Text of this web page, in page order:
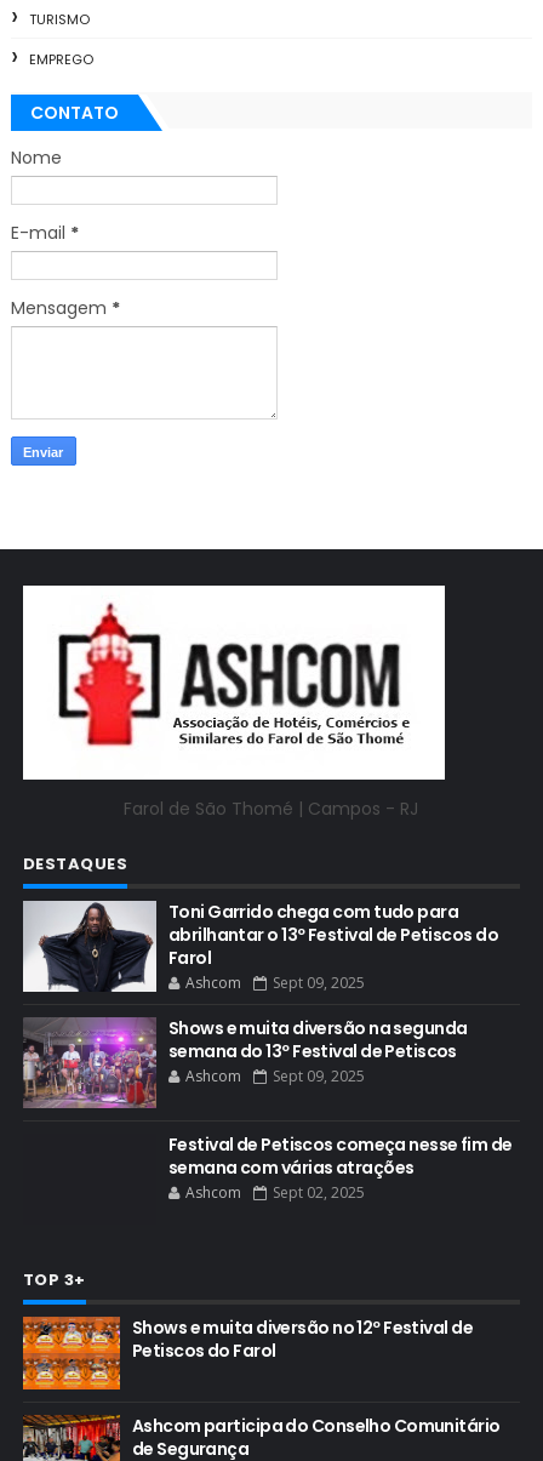
TURISMO
EMPREGO
CONTATO
Nome
E-mail *
Mensagem *
Farol de São Thomé | Campos - RJ
DESTAQUES
Toni Garrido chega com tudo para
abrilhantar o 13º Festival de Petiscos do
Farol
Ashcom Sept 09, 2025
Shows e muita diversão na segunda
semana do 13º Festival de Petiscos
Ashcom Sept 09, 2025
Festival de Petiscos começa nesse fim de
semana com várias atrações
Ashcom Sept 02, 2025
TOP 3+
Shows e muita diversão no 12º Festival de
Petiscos do Farol
Ashcom participa do Conselho Comunitário
de Segurança